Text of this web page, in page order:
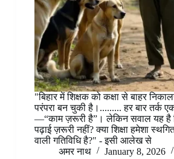
"बिहार में शिक्षक को कक्षा से बाहर
परंपरा बन चुकी है।......... हर बार तर्क एक
—“काम ज़रूरी है”। लेकिन सवाल यह है
पढ़ाई ज़रूरी नहीं? क्या शिक्षा हमेशा
वाली गतिविधि है?" - इसी आलेख से
अमर नाथ
January 8, 2026